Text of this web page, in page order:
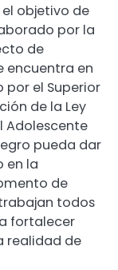
objetivo de
por la
de
encuentra en
por el Superior
de la Ley
Adolescente
pueda dar
en la
de
todos
fortalecer
realidad de